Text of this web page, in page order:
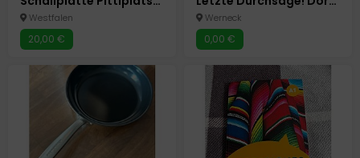
Westfalen
20,00 €
Werneck
0,00 €